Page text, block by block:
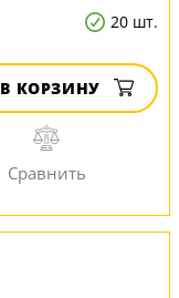
20 шт.
В КОРЗИНУ